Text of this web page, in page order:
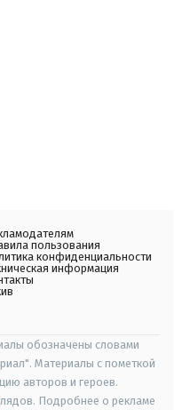
пользования
конфиденциальности
информация
обозначены словами
Материалы с пометкой
авторов и героев.
Подробнее о рекламе